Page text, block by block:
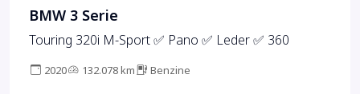
BMW 3 Serie
Touring 320i M-Sport ✅ Pano ✅ Leder ✅ 360
2020 132.078 km Benzine